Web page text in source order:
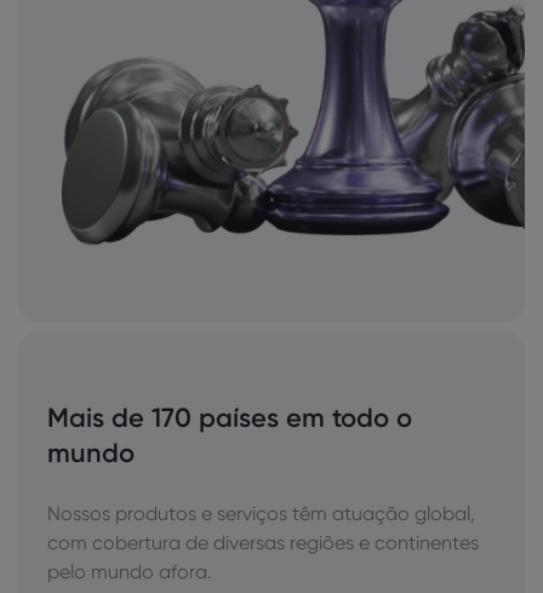
Mais de 170 países em todo o
mundo
Nossos produtos e serviços têm atuação global,
com cobertura de diversas regiões e continentes
pelo mundo afora.